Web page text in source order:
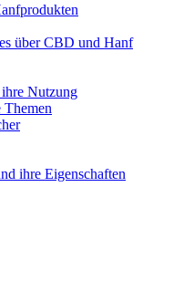
über CBD und Hanf
Nutzung
Themen
ihre Eigenschaften